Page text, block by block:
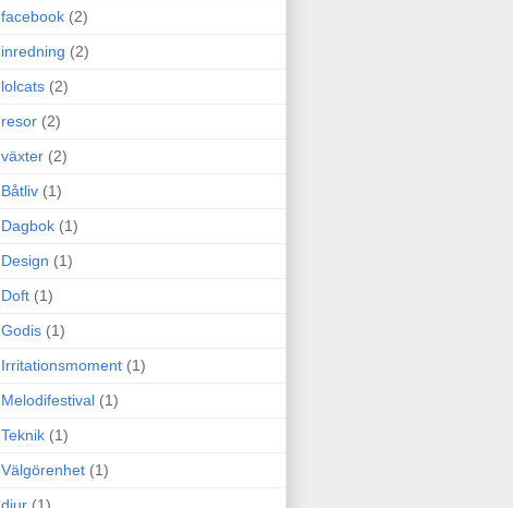
facebook (2)
inredning (2)
lolcats (2)
resor (2)
växter (2)
Båtliv (1)
Dagbok (1)
Design (1)
Doft (1)
Godis (1)
Irritationsmoment (1)
Melodifestival (1)
Teknik (1)
Välgörenhet (1)